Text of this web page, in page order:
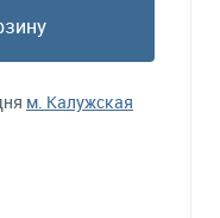
м. Калужская